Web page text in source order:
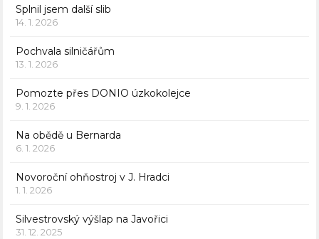
Splnil jsem další slib
14. 1. 2026
Pochvala silničářům
13. 1. 2026
Pomozte přes DONIO úzkokolejce
9. 1. 2026
Na obědě u Bernarda
6. 1. 2026
Novoroční ohňostroj v J. Hradci
1. 1. 2026
Silvestrovský výšlap na Javořici
31. 12. 2025